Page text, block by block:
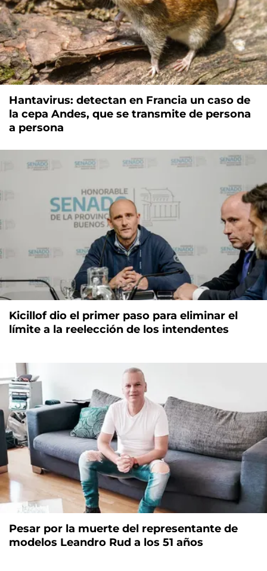
Hantavirus: detectan en Francia un caso de
la cepa Andes, que se transmite de persona
a persona
Kicillof dio el primer paso para eliminar el
límite a la reelección de los intendentes
Pesar por la muerte del representante de
modelos Leandro Rud a los 51 años